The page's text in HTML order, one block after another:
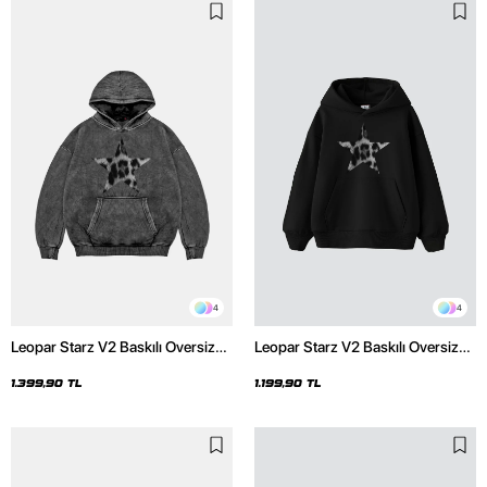
4
Leopar Starz V2 Baskılı Oversize
Hoodie
1.399,90 TL
4
Leopar Starz V2 Baskılı Oversize
1.199,90 TL